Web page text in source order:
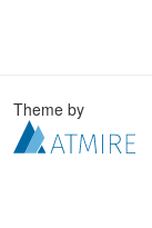
Theme by